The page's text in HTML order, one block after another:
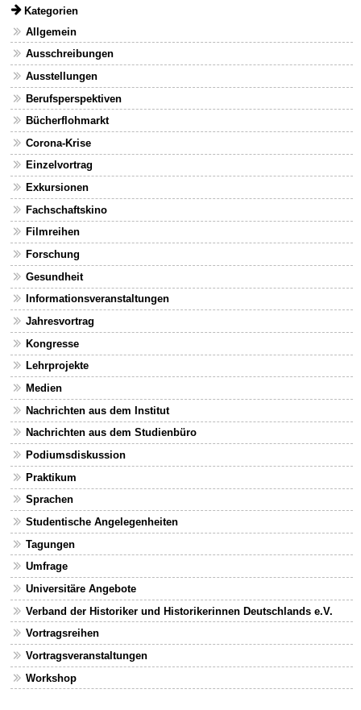
Kategorien
Allgemein
Ausschreibungen
Ausstellungen
Berufsperspektiven
Bücherflohmarkt
Corona-Krise
Einzelvortrag
Exkursionen
Fachschaftskino
Filmreihen
Forschung
Gesundheit
Informationsveranstaltungen
Jahresvortrag
Kongresse
Lehrprojekte
Medien
Nachrichten aus dem Institut
Nachrichten aus dem Studienbüro
Podiumsdiskussion
Praktikum
Sprachen
Studentische Angelegenheiten
Tagungen
Umfrage
Universitäre Angebote
Verband der Historiker und Historikerinnen Deutschlands e.V.
Vortragsreihen
Vortragsveranstaltungen
Workshop